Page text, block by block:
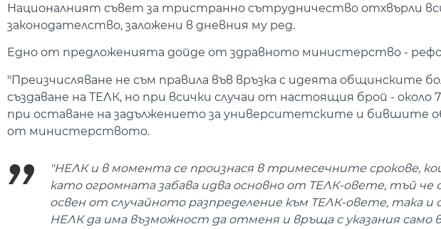
Националният съвет за тристранно сътрудничество отхвърли
законодателство, заложени в дневния му ред.
Едно от предложенията дойде от здравното министерство -
"Преизчисляване не съм правила във връзка с идеята
създаване на ТЕЛК, но при всички случаи от настоящия брой -
при оставане на задължението за университетските и бившите
от министерството.
"НЕЛК и в момента се произнася в тримесечните срокове,
като огромната забава идва основно от ТЕЛК-овете, тъй
освен от случайното разпределение към ТЕЛК-овете, така
НЕЛК да има възможност да отменя и връща с указания